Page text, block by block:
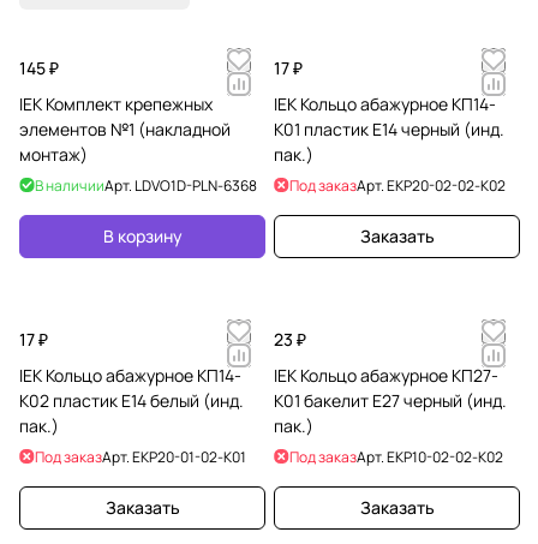
145 ₽
IEK Комплект крепежных
элементов №1 (накладной
монтаж)
В наличииАрт. LDVO1D-PLN-6368
В корзину
17 ₽
IEK Кольцо абажурное КП14-
К01 пластик Е14 черный (инд.
пак.)
Под заказАрт.EKP20-02-02-K02
Заказать
17 ₽
IEK Кольцо абажурное КП14-
К02 пластик Е14 белый (инд.
пак.)
Под заказАрт.EKP20-01-02-K01
Заказать
23 ₽
IEK Кольцо абажурное КП27-
К01 бакелит Е27 черный (инд.
пак.)
Под заказАрт.EKP10-02-02-K02
Заказать